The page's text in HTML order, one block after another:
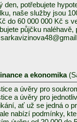
den, potřebujete
naše služby jsou
do 60 000 000 Kč s
půjčku
a ekonomika (
a úvěry pro
a úvěry pro
ať už se jedná o
nabízí podmínky,